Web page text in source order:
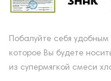
Побалуйте себя
которое Вы будете
из супермягкой смеси